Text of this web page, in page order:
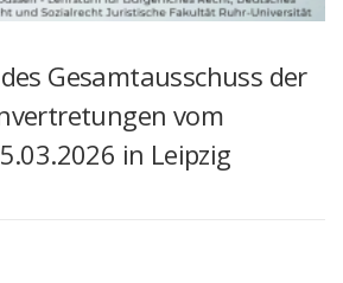
Gesamtausschuss der
vom
in Leipzig